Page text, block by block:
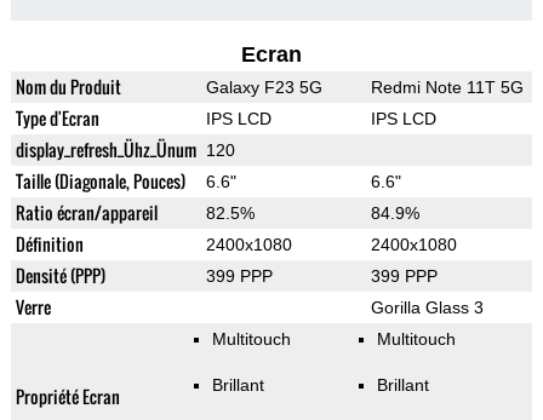
Ecran
Nom du Produit Galaxy F23 5G Redmi Note 11T 5G
Type d'Ecran IPS LCD IPS LCD
display_refresh_Ühz_Ünum 120
Taille (Diagonale, Pouces) 6.6" 6.6"
Ratio écran/appareil 82.5% 84.9%
Définition 2400x1080 2400x1080
Densité (PPP) 399 PPP 399 PPP
Verre Gorilla Glass 3
Propriété Ecran
Multitouch
Brillant
Multitouch
Brillant